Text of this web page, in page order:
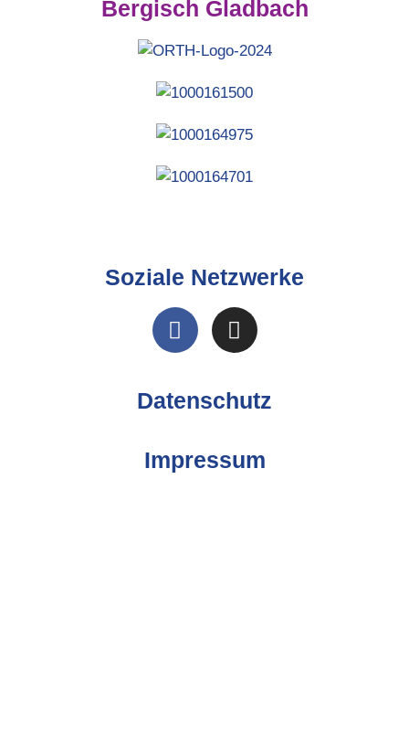
Bergisch Gladbach
Soziale Netzwerke
Datenschutz
Impressum